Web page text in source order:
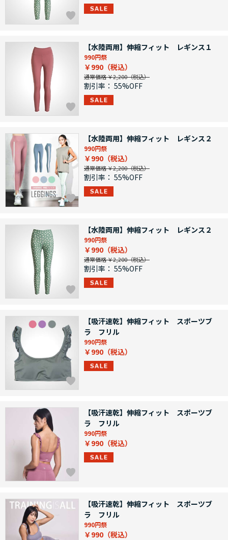
【水陸両用】伸縮フィット レギンス１
990円祭
￥990
通常価格 ￥2,200
割引率： 55%OFF
【水陸両用】伸縮フィット レギンス２
990円祭
￥990
通常価格 ￥2,200
割引率： 55%OFF
【水陸両用】伸縮フィット レギンス２
990円祭
￥990
通常価格 ￥2,200
割引率： 55%OFF
【吸汗速乾】伸縮フィット スポーツブ
ラ フリル
990円祭
￥990
【吸汗速乾】伸縮フィット スポーツブ
ラ フリル
990円祭
￥990
【吸汗速乾】伸縮フィット スポーツブ
ラ フリル
990円祭
￥990